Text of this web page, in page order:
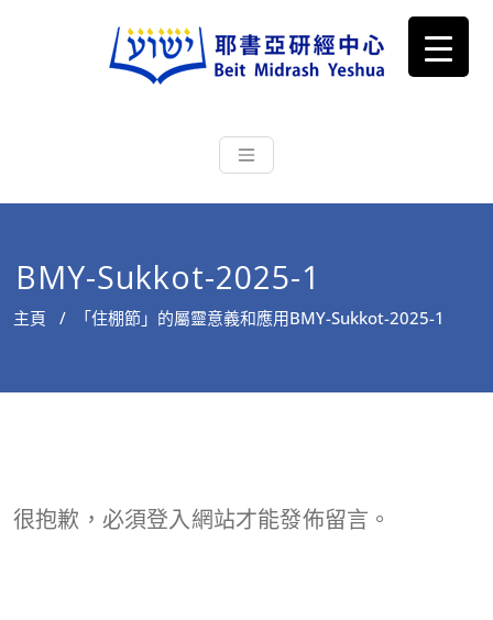
耶書亞研經中心
根源明白聖經，成為更好的門徒
BMY-Sukkot-2025-1
主頁 / 「住棚節」的屬靈意義和應用BMY-Sukkot-2025-1
很抱歉，必須登入網站才能發佈留言。